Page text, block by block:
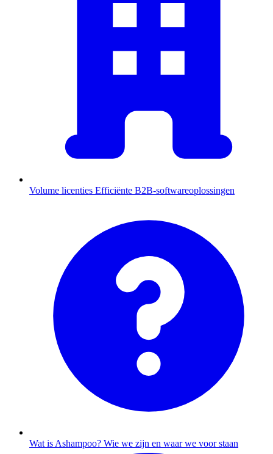
Volume licenties Efficiënte B2B-softwareoplossingen
Wat is Ashampoo? Wie we zijn en waar we voor staan